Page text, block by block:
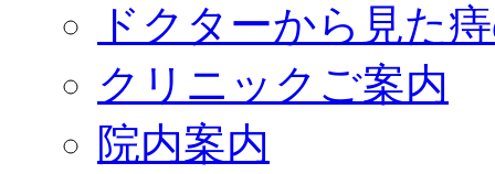
ドクターから見た
クリニックご案内
院内案内